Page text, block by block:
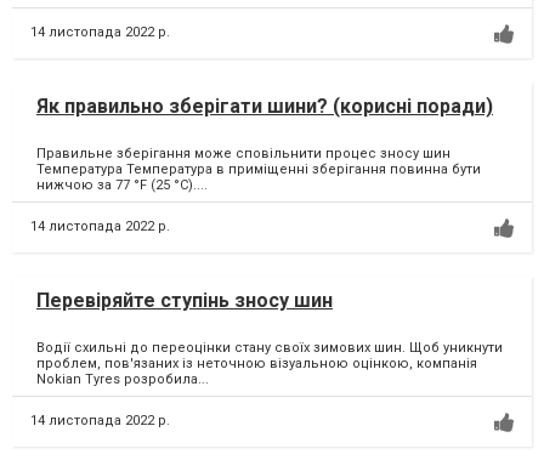
14 листопада 2022 р.
Як правильно зберігати шини? (корисні поради)
Правильне зберігання може сповільнити процес зносу шин
Температура Температура в приміщенні зберігання повинна бути
нижчою за 77 °F (25 °С)....
14 листопада 2022 р.
Перевіряйте ступінь зносу шин
Водії схильні до переоцінки стану своїх зимових шин. Щоб уникнути
проблем, пов'язаних із неточною візуальною оцінкою, компанія
Nokian Tyres розробила...
14 листопада 2022 р.